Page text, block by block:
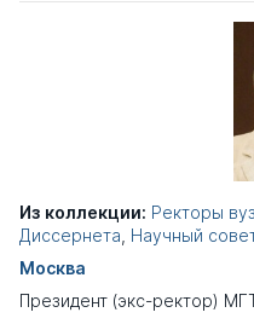
Из коллекции: Ректоры
Диссернета Научный
Москва
Президент (экс-ректор)